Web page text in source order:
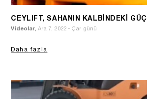
CEYLIFT, SAHANIN KALBİNDEKİ GÜÇ
Videolar, Ara 7, 2022 - Çar günü
Daha fazla